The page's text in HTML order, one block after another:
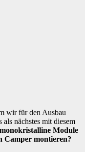
wir für den Ausbau
nächstes mit diesem
Module
Camper montieren?